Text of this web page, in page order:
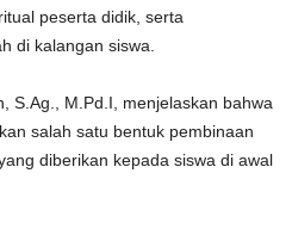
peserta didik, serta
di kalangan siswa.
S.Ag., M.Pd.I, menjelaskan bahwa
salah satu bentuk pembinaan
diberikan kepada siswa di awal